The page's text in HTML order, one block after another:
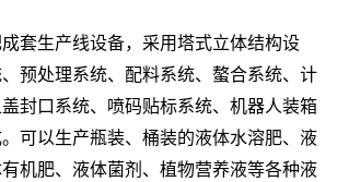
套生产线设备，采用塔式立体结构设
预处理系统、配料系统、螯合系统、计
封口系统、喷码贴标系统、机器人装箱
可以生产瓶装、桶装的液体水溶肥、液
机肥、液体菌剂、植物营养液等各种液